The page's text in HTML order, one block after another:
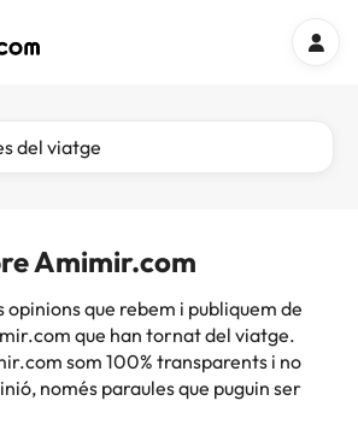
del viatge
Amimir.com
opinions que rebem i publiquem de
que han tornat del viatge.
som 100% transparents i no
només paraules que puguin ser